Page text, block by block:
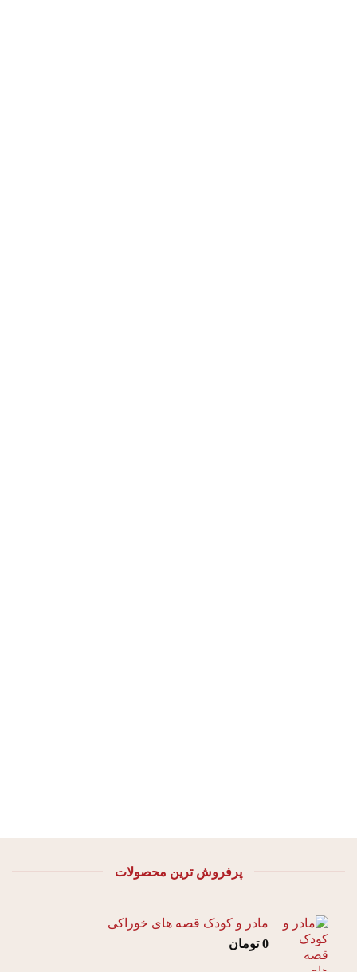
پرفروش ترین محصولات
مادر و کودک قصه های خوراکی
0 تومان